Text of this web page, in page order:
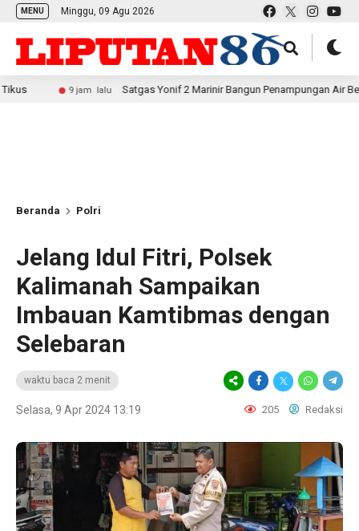
MENU Minggu, 09 Agu 2026
9 jam lalu Satgas Yonif 2 Marinir Bangun Penampungan Air Bersama
Beranda Polri
Jelang Idul Fitri, Polsek
Kalimanah Sampaikan
Imbauan Kamtibmas dengan
Selebaran
waktu baca 2 menit
Selasa, 9 Apr 2024 13:19 205 Redaksi